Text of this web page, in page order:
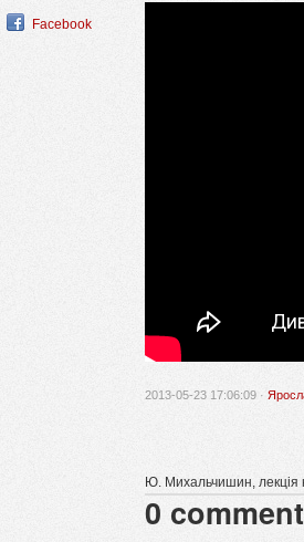
Facebook
2013-05-23 17:06:09 ·
Ю. Михальчишин, лекція
0